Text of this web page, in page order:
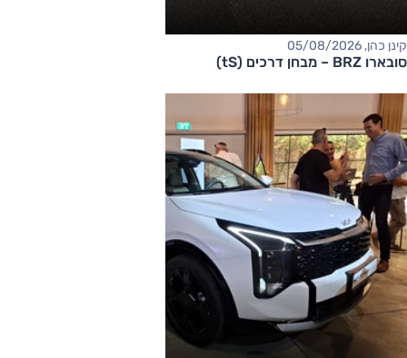
קינן כהן, 05/08/2026
סובארו BRZ – מבחן דרכים (tS)